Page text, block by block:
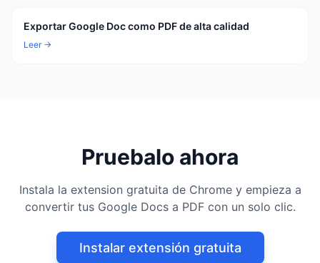
Exportar Google Doc como PDF de alta calidad
Leer →
Pruebalo ahora
Instala la extension gratuita de Chrome y empieza a
convertir tus Google Docs a PDF con un solo clic.
Instalar extensión gratuita